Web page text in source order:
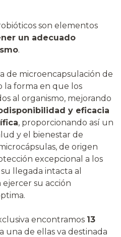
son elementos
un adecuado
.
de microencapsulación de
la forma en que los
al organismo, mejorando
y eficacia
, proporcionando así un
y el bienestar de
de origen
excepcional a los
llegada intacta al
su acción
encontramos 13
una de ellas va destinada